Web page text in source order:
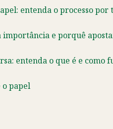
entenda o processo
importância e porquê
entenda o que é e como
o papel